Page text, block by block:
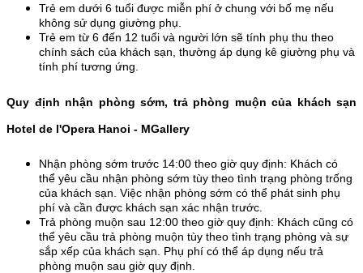
Trẻ em dưới 6 tuổi được miễn phí ở chung với bố mẹ nếu
không sử dụng giường phụ.
Trẻ em từ 6 đến 12 tuổi và người lớn sẽ tính phụ thu theo
chính sách của khách sạn, thường áp dụng kê giường phụ và
tính phí tương ứng.
Quy định nhận phòng sớm, trả phòng muộn của khách sạn
Hotel de l'Opera Hanoi - MGallery
Nhận phòng sớm trước 14:00 theo giờ quy định: Khách có
thể yêu cầu nhận phòng sớm tùy theo tình trạng phòng trống
của khách sạn. Việc nhận phòng sớm có thể phát sinh phụ
phí và cần được khách sạn xác nhận trước.
Trả phòng muộn sau 12:00 theo giờ quy định: Khách cũng có
thể yêu cầu trả phòng muộn tùy theo tình trạng phòng và sự
sắp xếp của khách sạn. Phụ phí có thể áp dụng nếu trả
phòng muộn sau giờ quy định.